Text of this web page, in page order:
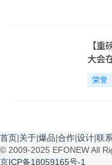
【
大会
荣誉
首页|关于|爆品|合作|设计|联系
© 2009-2025 EFONEW All
京ICP备18059165号-1